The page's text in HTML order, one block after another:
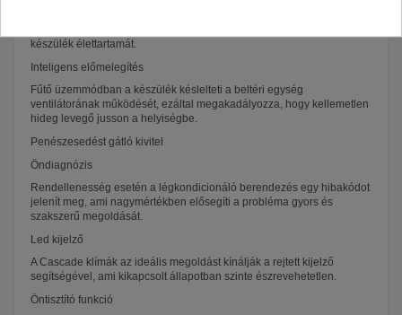
készülék élettartamát.
Inteligens előmelegítés
Fűtő üzemmódban a készülék késlelteti a beltéri egység
ventilátorának működését, ezáltal megakadályozza, hogy kellemetlen
hideg levegő jusson a helyiségbe.
Penészesedést gátló kivitel
Öndiagnózis
Rendellenesség esetén a légkondicionáló berendezés egy hibakódot
jelenít meg, ami nagymértékben elősegíti a probléma gyors és
szakszerű megoldását.
Led kijelző
A Cascade klímák az ideális megoldást kínálják a rejtett kijelző
segítségével, ami kikapcsolt állapotban szinte észrevehetetlen.
Öntisztító funkció